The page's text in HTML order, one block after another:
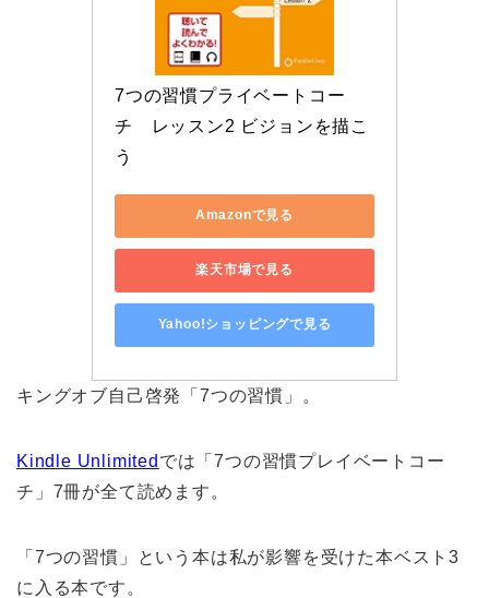
7つの習慣プライベートコー
チ　レッスン2 ビジョンを描こ
う
Amazonで見る
楽天市場で見る
Yahoo!ショッピングで見る
キングオブ自己啓発「7つの習慣」。
Kindle Unlimited では「7つの習慣プレイベートコー
チ」7冊が全て読めます。
「7つの習慣」という本は私が影響を受けた本ベスト3
に入る本です。